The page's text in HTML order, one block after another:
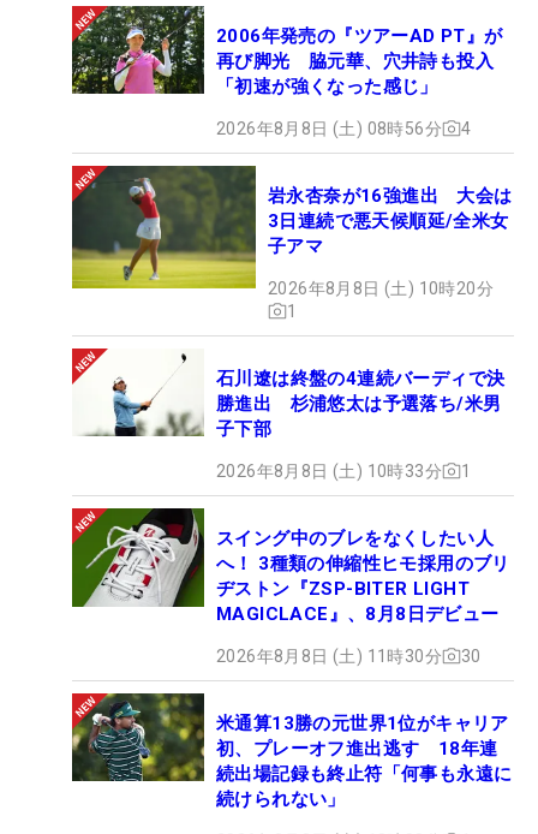
2006年発売の『ツアーAD PT』が
再び脚光 脇元華、穴井詩も投入
「初速が強くなった感じ」
2026年8月8日 (土) 08時56分 4
岩永杏奈が16強進出 大会は
3日連続で悪天候順延/全米女
子アマ
2026年8月8日 (土) 10時20分
1
石川遼は終盤の4連続バーディで決
勝進出 杉浦悠太は予選落ち/米男
子下部
2026年8月8日 (土) 10時33分 1
スイング中のブレをなくしたい人
へ！ 3種類の伸縮性ヒモ採用のブリ
ヂストン『ZSP-BITER LIGHT
MAGICLACE』、8月8日デビュー
2026年8月8日 (土) 11時30分 30
米通算13勝の元世界1位がキャリア
初、プレーオフ進出逃す 18年連
続出場記録も終止符「何事も永遠に
続けられない」